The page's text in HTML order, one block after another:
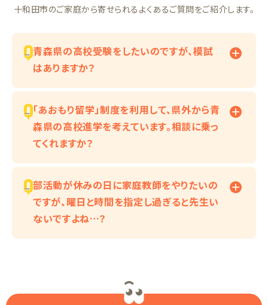
十和田市のご家庭から寄せられるよくあるご質問をご紹介します。
青森県の高校受験をしたいのですが、模試
はありますか？
「あおもり留学」制度を利用して、県外から青
森県の高校進学を考えています。相談に乗っ
てくれますか？
部活動が休みの日に家庭教師をやりたいの
ですが、曜日と時間を指定し過ぎると先生い
ないですよね…？